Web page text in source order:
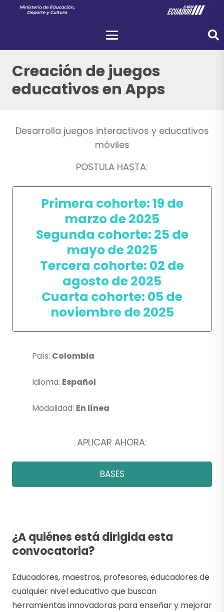
Creación de juegos
educativos en Apps
Desarrolla juegos interactivos y educativos
móviles
POSTULA HASTA:
Primera cohorte: 19 de
marzo de 2025
Segunda cohorte: 25 de
mayo de 2025
Tercera cohorte: 02 de
agosto de 2025
Cuarta cohorte: 05 de
noviembre de 2025
País: Colombia
Idioma: Español
Modalidad: En línea
APLICAR AHORA:
BASES
¿A quiénes está dirigida esta
convocatoria?
Educadores, maestros, profesores, educadores de
cualquier nivel educativo que buscan
herramientas innovadoras para enseñar y mejorar